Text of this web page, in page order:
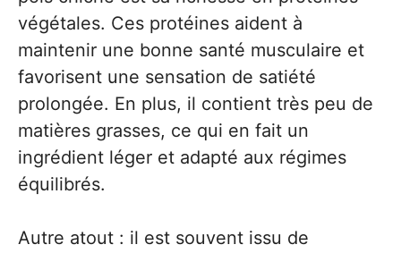
végétales. Ces protéines aident à
maintenir une bonne santé musculaire et
favorisent une sensation de satiété
prolongée. En plus, il contient très peu de
matières grasses, ce qui en fait un
ingrédient léger et adapté aux régimes
équilibrés.
Autre atout : il est souvent issu de